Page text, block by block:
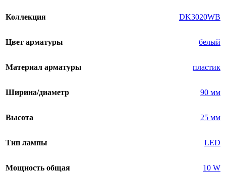
Коллекция DK3020WB
Цвет арматуры белый
Материал арматуры пластик
Ширина/диаметр 90 мм
Высота 25 мм
Тип лампы LED
Мощность общая 10 W